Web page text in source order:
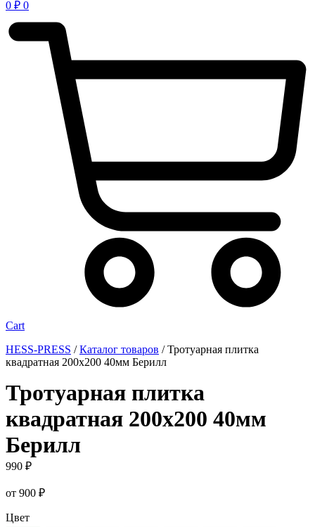
0 ₽ 0
Cart
HESS-PRESS /Каталог товаров /Тротуарная плитка
квадратная 200х200 40мм Берилл
Тротуарная плитка
квадратная 200х200 40мм
Берилл
990 ₽
от 900 ₽
Цвет